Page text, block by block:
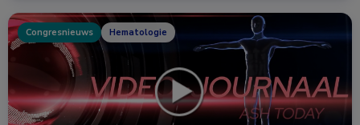
Congresnieuws Hematologie